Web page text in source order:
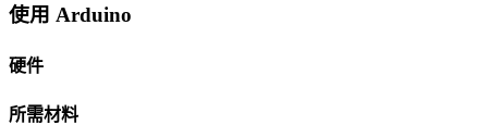
使用 Arduino
硬件
所需材料